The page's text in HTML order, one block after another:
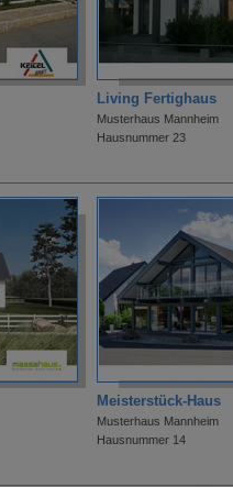
Living Fertighaus
Musterhaus Mannheim
Hausnummer 23
Meisterstück-Haus
Musterhaus Mannheim
Hausnummer 14